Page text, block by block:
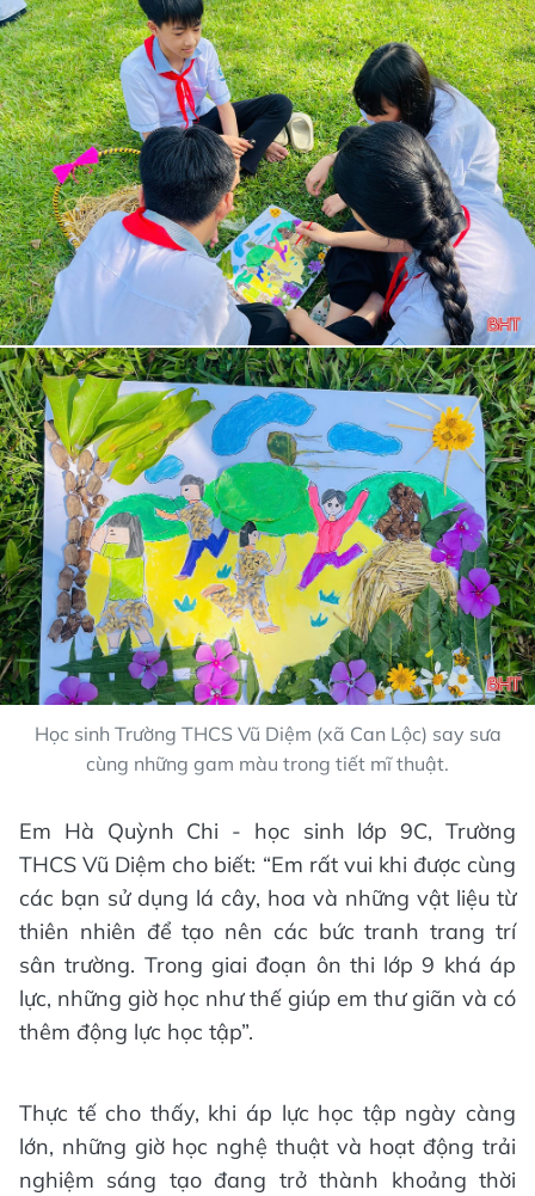
Học sinh Trường THCS Vũ Diệm (xã Can Lộc) say sưa
cùng những gam màu trong tiết mĩ thuật.
Em Hà Quỳnh Chi - học sinh lớp 9C, Trường
THCS Vũ Diệm cho biết: “Em rất vui khi được cùng
các bạn sử dụng lá cây, hoa và những vật liệu từ
thiên nhiên để tạo nên các bức tranh trang trí
sân trường. Trong giai đoạn ôn thi lớp 9 khá áp
lực, những giờ học như thế giúp em thư giãn và có
thêm động lực học tập”.
Thực tế cho thấy, khi áp lực học tập ngày càng
lớn, những giờ học nghệ thuật và hoạt động trải
nghiệm sáng tạo đang trở thành khoảng thời